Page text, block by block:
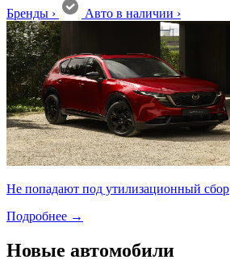
Бренды › Авто в наличии ›
Не попадают под утилизационный сбор
Подробнее →
Новые автомобили